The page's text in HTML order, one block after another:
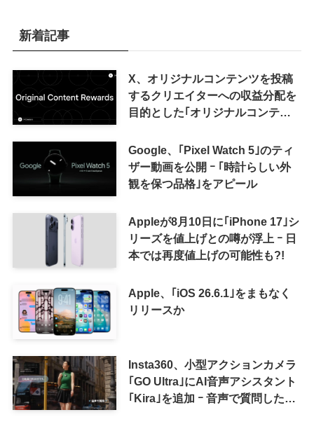
新着記事
X、オリジナルコンテンツを投稿
するクリエイターへの収益分配を
目的とした｢オリジナルコンテン
来の｢収益分配｣は廃止
Google、｢Pixel Watch 5｣のティ
ザー動画を公開 ｰ ｢時計らしい外
観を保つ品格｣をアピール
Appleが8月10日に｢iPhone 17｣シ
リーズを値上げとの噂が浮上 ｰ 日
本では再度値上げの可能性も?!
Apple、｢iOS 26.6.1｣をまもなく
リリースか
Insta360、小型アクションカメラ
｢GO Ultra｣にAI音声アシスタント
｢Kira｣を追加 ｰ 音声で質問した